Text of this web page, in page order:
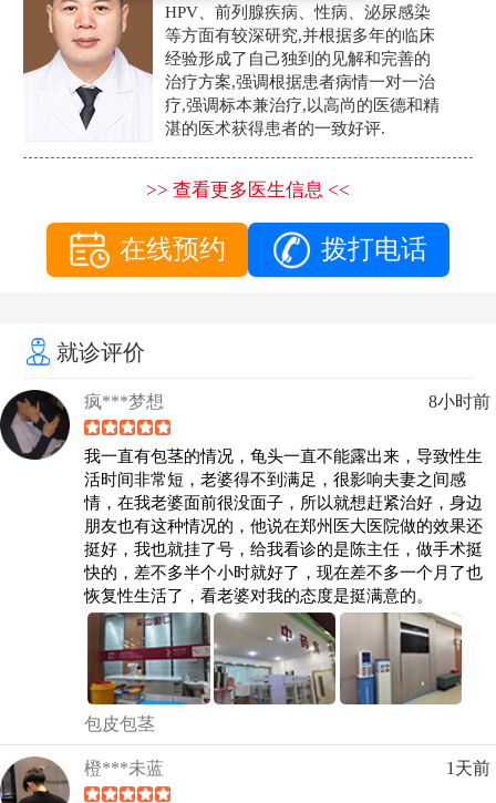
HPV、前列腺疾病、性病、泌尿感染
等方面有较深研究,并根据多年的临床
经验形成了自己独到的见解和完善的
治疗方案,强调根据患者病情一对一治
疗,强调标本兼治疗,以高尚的医德和精
湛的医术获得患者的一致好评.
>> 查看更多医生信息 <<
在线预约 拨打电话
就诊评价
疯***梦想 8小时前
我一直有包茎的情况，龟头一直不能露出来，导致性生
活时间非常短，老婆得不到满足，很影响夫妻之间感
情，在我老婆面前很没面子，所以就想赶紧治好，身边
朋友也有这种情况的，他说在郑州医大医院做的效果还
挺好，我也就挂了号，给我看诊的是陈主任，做手术挺
快的，差不多半个小时就好了，现在差不多一个月了也
恢复性生活了，看老婆对我的态度是挺满意的。
包皮包茎
橙***未蓝 1天前